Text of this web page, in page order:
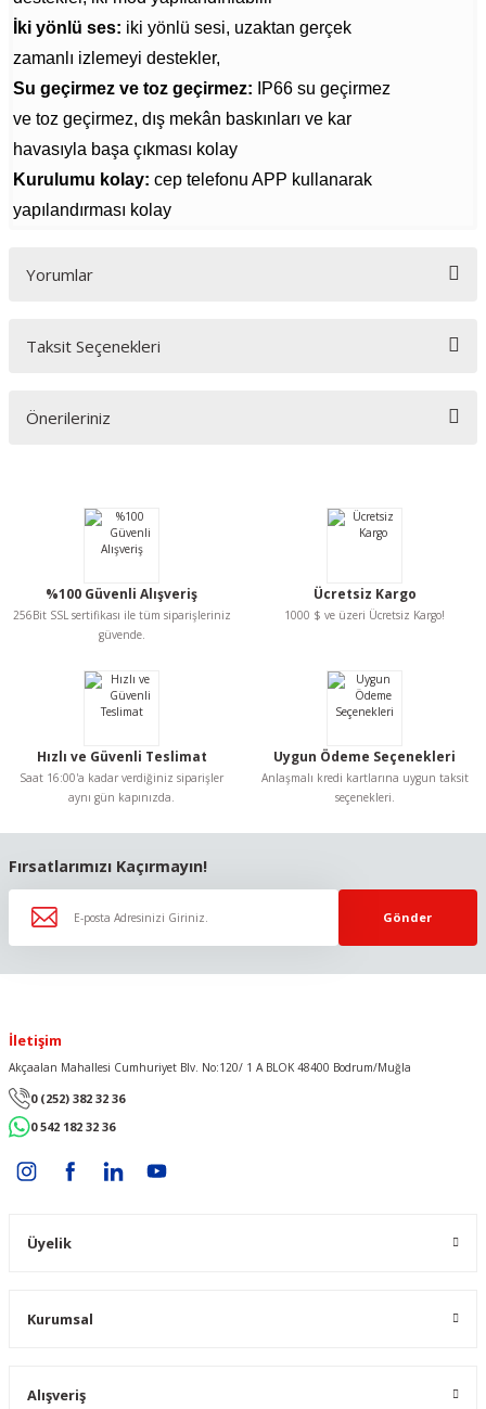
İki yönlü ses: iki yönlü sesi, uzaktan gerçek
zamanlı izlemeyi destekler,
Su geçirmez ve toz geçirmez: IP66 su geçirmez
ve toz geçirmez, dış mekân baskınları ve kar
havasıyla başa çıkması kolay
Kurulumu kolay: cep telefonu APP kullanarak
yapılandırması kolay
Yorumlar
Bu ürüne ilk yorumu siz yapın!
Taksit Seçenekleri
Önerileriniz
Görüş ve önerileriniz için teşekkür ederiz.
Ürün açıklamasında eksik bilgiler bulunuyor.
Ürün bilgilerinde hatalar bulunuyor.
Bu ürüne benzer farklı alternatifler olmalı.
%100 Güvenli Alışveriş
256Bit SSL sertifikası ile tüm siparişleriniz
güvende.
Ücretsiz Kargo
1000 $ ve üzeri Ücretsiz Kargo!
Hızlı ve Güvenli Teslimat
Saat 16:00'a kadar verdiğiniz siparişler
aynı gün kapınızda.
Uygun Ödeme Seçenekleri
Anlaşmalı kredi kartlarına uygun taksit
seçenekleri.
Fırsatlarımızı Kaçırmayın!
Gönder
İletişim
Akçaalan Mahallesi Cumhuriyet Blv. No:120/ 1 A BLOK 48400 Bodrum/Muğla
0 (252) 382 32 36
0 542 182 32 36
Üyelik
Kurumsal
Alışveriş